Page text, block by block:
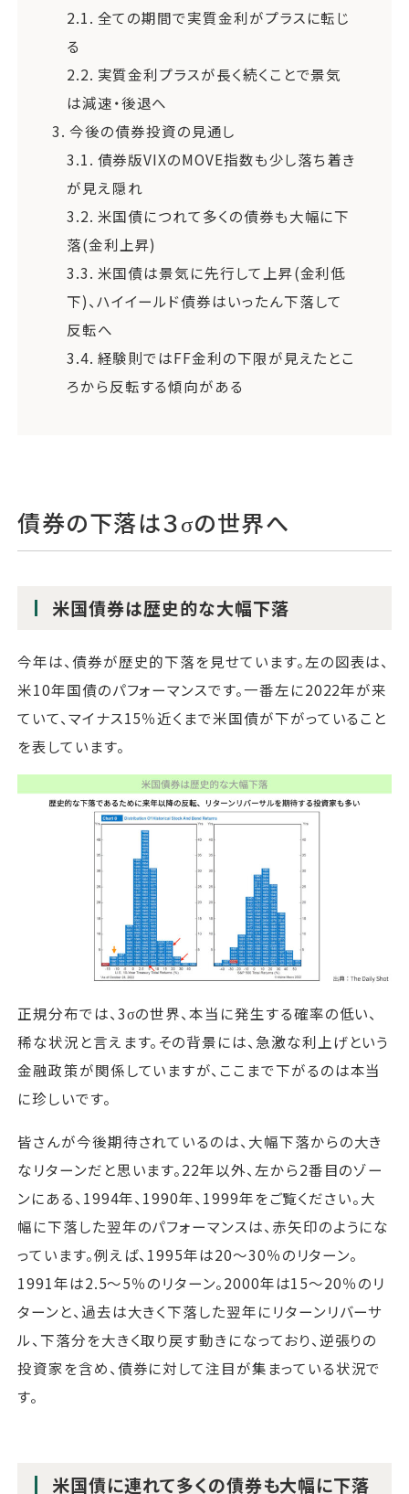
2.1. 全ての期間で実質金利がプラスに転じ
る
2.2. 実質金利プラスが長く続くことで景気
は減速・後退へ
3. 今後の債券投資の見通し
3.1. 債券版VIXのMOVE指数も少し落ち着き
が見え隠れ
3.2. 米国債につれて多くの債券も大幅に下
落(金利上昇)
3.3. 米国債は景気に先行して上昇(金利低
下)、ハイイールド債券はいったん下落して
反転へ
3.4. 経験則ではFF金利の下限が見えたとこ
ろから反転する傾向がある
債券の下落は３σの世界へ
米国債券は歴史的な大幅下落
今年は、債券が歴史的下落を見せています。左の図表は、
米10年国債のパフォーマンスです。一番左に2022年が来
ていて、マイナス15％近くまで米国債が下がっていること
を表しています。
正規分布では、3σの世界、本当に発生する確率の低い、
稀な状況と言えます。その背景には、急激な利上げという
金融政策が関係していますが、ここまで下がるのは本当
に珍しいです。
皆さんが今後期待されているのは、大幅下落からの大き
なリターンだと思います。22年以外、左から2番目のゾー
ンにある、1994年、1990年、1999年をご覧ください。大
幅に下落した翌年のパフォーマンスは、赤矢印のようにな
っています。例えば、1995年は20～30％のリターン。
1991年は2.5～5％のリターン。2000年は15～20％のリ
ターンと、過去は大きく下落した翌年にリターンリバーサ
ル、下落分を大きく取り戻す動きになっており、逆張りの
投資家を含め、債券に対して注目が集まっている状況で
す。
米国債に連れて多くの債券も大幅に下落